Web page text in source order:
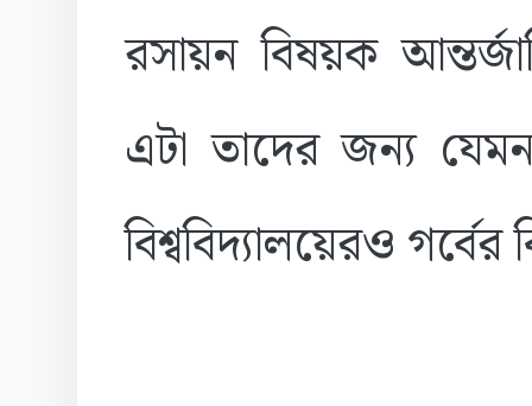
রসায়ন বিষয়ক
এটা তাদের জন্য যেমন
বিশ্ববিদ্যালয়েরও গর্বের